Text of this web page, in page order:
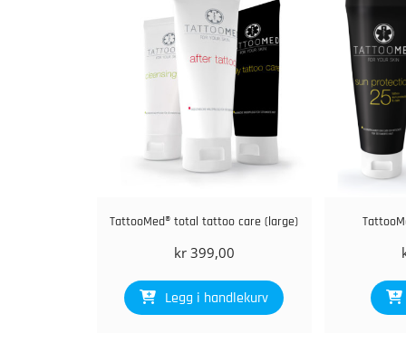
TattooMed® total tattoo care (large)
kr399,00
Legg i handlekurv